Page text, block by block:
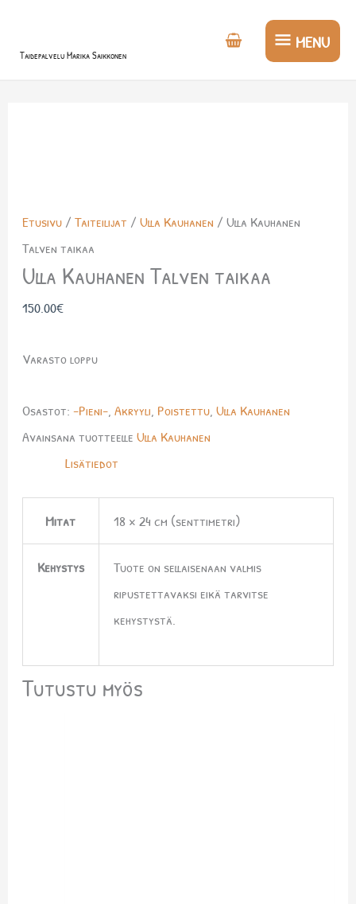
Taidepalvelu Marika Saikkonen
MENU
MENU
Etusivu/ Taiteilijat / Ulla Kauhanen / Ulla Kauhanen
Talven taikaa
Ulla Kauhanen Talven taikaa
150.00€
Varasto loppu
Osastot: -Pieni-, Akryyli, Poistettu, Ulla Kauhanen
Avainsana tuotteelle Ulla Kauhanen
Lisätiedot
Mitat 18 × 24 cm (senttimetri)
Kehystys
Tuote on sellaisenaan valmis
ripustettavaksi eikä tarvitse
kehystystä.
Tutustu myös